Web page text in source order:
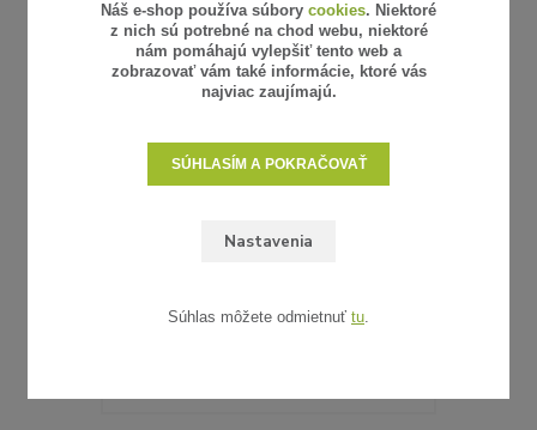
UMELÝ RATAN - VZORKA
bez DPH SKLADOM
Náš e-shop používa súbory cookies. Niektoré
z nich sú potrebné na chod webu, niektoré
nám pomáhajú vylepšiť tento web a
zobrazovať vám také informácie, ktoré vás
najviac zaujímajú.
Nastavenia
SÚHLASÍM A POKRAČOVAŤ
Súhlas môžete odmietnuť tu.